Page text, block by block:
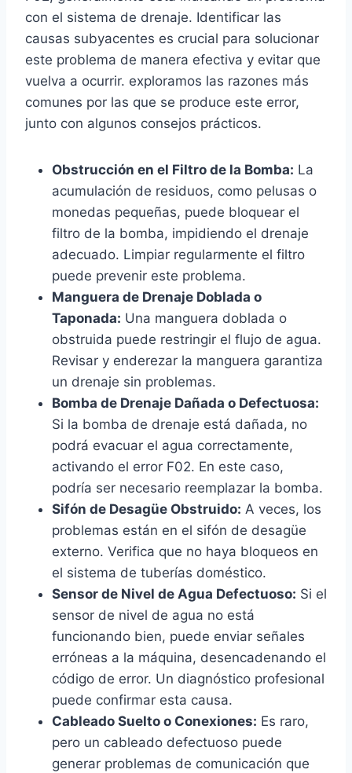
con el sistema de drenaje. Identificar las
causas subyacentes es crucial para solucionar
este problema de manera efectiva y evitar que
vuelva a ocurrir. exploramos las razones más
comunes por las que se produce este error,
junto con algunos consejos prácticos.
Obstrucción en el Filtro de la Bomba: La
acumulación de residuos, como pelusas o
monedas pequeñas, puede bloquear el
filtro de la bomba, impidiendo el drenaje
adecuado. Limpiar regularmente el filtro
puede prevenir este problema.
Manguera de Drenaje Doblada o
Taponada: Una manguera doblada o
obstruida puede restringir el flujo de agua.
Revisar y enderezar la manguera garantiza
un drenaje sin problemas.
Bomba de Drenaje Dañada o Defectuosa:
Si la bomba de drenaje está dañada, no
podrá evacuar el agua correctamente,
activando el error F02. En este caso,
podría ser necesario reemplazar la bomba.
Sifón de Desagüe Obstruido: A veces, los
problemas están en el sifón de desagüe
externo. Verifica que no haya bloqueos en
el sistema de tuberías doméstico.
Sensor de Nivel de Agua Defectuoso: Si el
sensor de nivel de agua no está
funcionando bien, puede enviar señales
erróneas a la máquina, desencadenando el
código de error. Un diagnóstico profesional
puede confirmar esta causa.
Cableado Suelto o Conexiones: Es raro,
pero un cableado defectuoso puede
generar problemas de comunicación que